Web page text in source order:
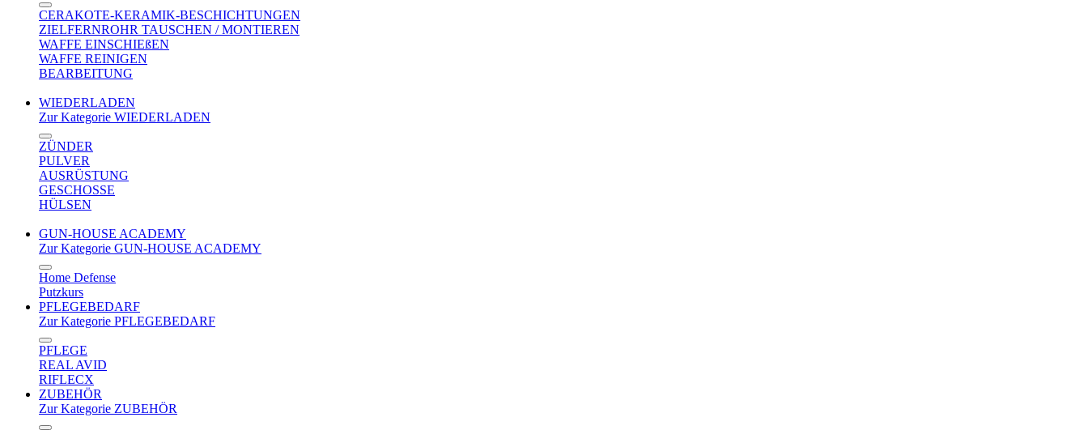
CERAKOTE-KERAMIK-BESCHICHTUNGEN
ZIELFERNROHR TAUSCHEN / MONTIEREN
WAFFE EINSCHIEßEN
WAFFE REINIGEN
BEARBEITUNG
WIEDERLADEN
Zur Kategorie WIEDERLADEN
ZÜNDER
PULVER
AUSRÜSTUNG
GESCHOSSE
HÜLSEN
GUN-HOUSE ACADEMY
Zur Kategorie GUN-HOUSE ACADEMY
Home Defense
Putzkurs
PFLEGEBEDARF
Zur Kategorie PFLEGEBEDARF
PFLEGE
REAL AVID
RIFLECX
ZUBEHÖR
Zur Kategorie ZUBEHÖR